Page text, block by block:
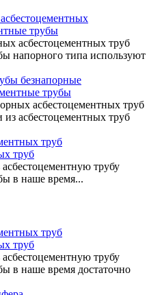
трубы
асбестоцементных труб
напорного типа используют
трубы
асбестоцементных труб
асбестоцементных труб
труб
трубу
в наше время...
труб
трубу
в наше время достаточно